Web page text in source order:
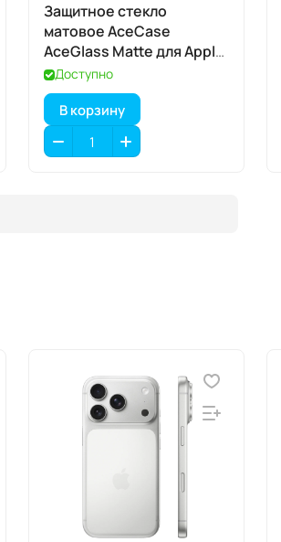
Защитное стекло
матовое AceCase
AceGlass Matte для Apple
iPhone 17 Pro Max
Доступно
В корзину